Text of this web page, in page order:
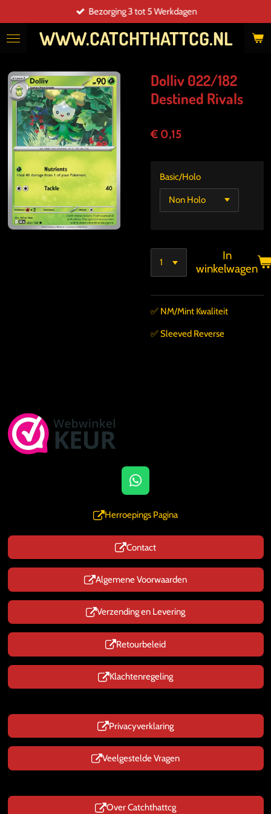
direct
naar
WWW.CATCHTHATTCG.NL
Bezorging 3 tot 5 Werkdagen
Dolliv 022/182
Destined Rivals
€ 0,15
Basic/Holo
In
winkelwagen
✅️ NM/Mint Kwaliteit
✅️ Sleeved Reverse
W
h
a
s
A
p
p
Herroepings Pagina
Contact
Algemene Voorwaarden
Verzending en Levering
Retourbeleid
Klachtenregeling
Privacyverklaring
Veelgestelde Vragen
Over Catchthattcg